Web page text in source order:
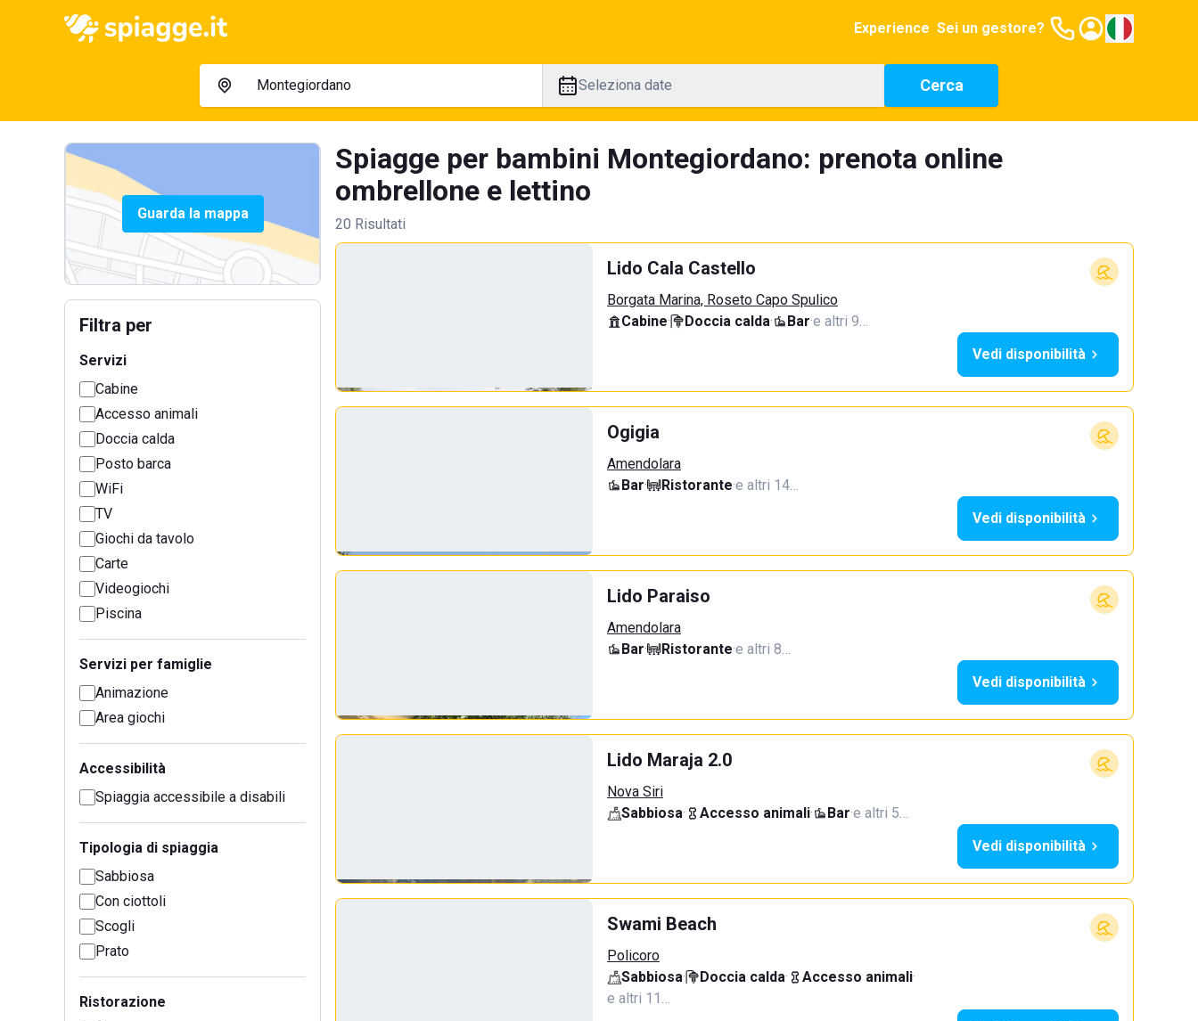
Experience Sei un gestore?
Seleziona date Cerca
Guarda la mappa
Filtra per
Servizi
Cabine
Accesso animali
Doccia calda
Posto barca
WiFi
TV
Giochi da tavolo
Carte
Videogiochi
Piscina
Servizi per famiglie
Animazione
Area giochi
Accessibilità
Spiaggia accessibile a disabili
Tipologia di spiaggia
Sabbiosa
Con ciottoli
Scogli
Prato
Ristorazione
Spiagge per bambini Montegiordano: prenota online
ombrellone e lettino
20 Risultati
Lido Cala Castello
Borgata Marina, Roseto Capo Spulico
Cabine· Doccia calda· Bar·e altri 9…
Vedi disponibilità
Ogigia
Amendolara
Bar· Ristorante·e altri 14…
Vedi disponibilità
Lido Paraiso
Amendolara
Bar· Ristorante·e altri 8…
Vedi disponibilità
Lido Maraja 2.0
Nova Siri
Sabbiosa· Accesso animali· Bar·e altri 5…
Vedi disponibilità
Swami Beach
Policoro
Sabbiosa· Doccia calda· Accesso animali·
e altri 11…